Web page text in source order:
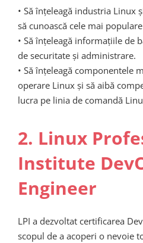
• Să înțeleagă industria Linux
să cunoască cele mai
• Să înțeleagă informațiile de
de securitate și administrare.
• Să înțeleagă componentele
operare Linux și să aibă
lucra pe linia de comandă
2. Linux
Institute
Engineer
LPI a dezvoltat certificarea
scopul de a acoperi o nevoie